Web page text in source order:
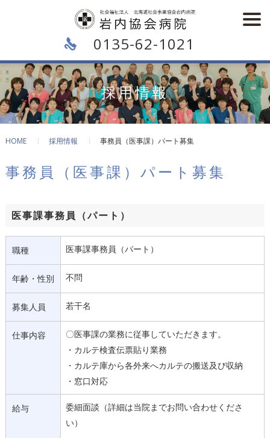
0135-62-1021
採用情報
HOME 採用情報 事務員（医事課）パート募集
事務員（医事課）パート募集
医事課事務員（パート）
職種 医事課事務員（パート）
年齢・性別 不問
募集人員 若干名
仕事内容
〇医事課の業務に従事していただきます。
・カルテ検査伝票貼り業務
・カルテ庫から各外来へカルテの搬送及び収納
・窓口対応
給与
委細面談（詳細は当院までお問い合わせくださ
い）